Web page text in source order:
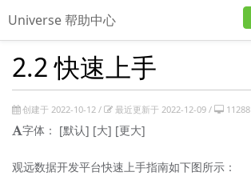
Universe 帮助中心
2.2 快速上手
创建于 2022-10-12 / 最近更新于 2022-12-09 / 11288
字体： [默认] [大] [更大]
观远数据开发平台快速上手指南如下图所示：